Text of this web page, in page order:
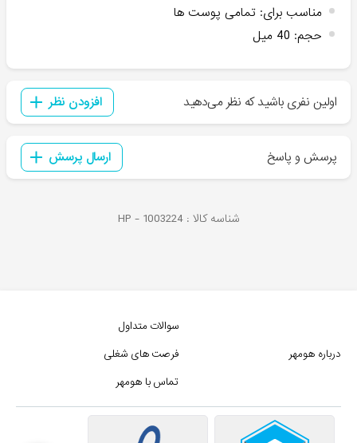
مناسب برای: تمامی پوست ها
حجم: 40 میل
اولین نفری باشید که نظر می‌دهید افزودن نظر
پرسش و پاسخ ارسال پرسش
شناسه کالا : HP - 1003224
درباره هومهر
سوالات متداول
فرصت های شغلی
تماس با هومهر